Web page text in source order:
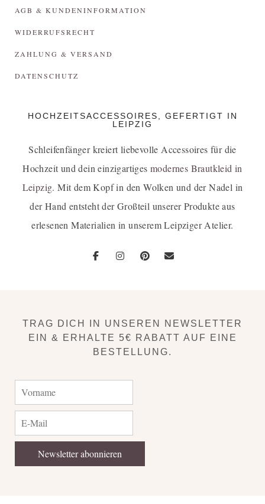
AGB & KUNDENINFORMATION
WIDERRUFSRECHT
ZAHLUNG & VERSAND
DATENSCHUTZ
HOCHZEITSACCESSOIRES, GEFERTIGT IN
LEIPZIG
Schleifenfänger kreiert liebevolle Accessoires für die
Hochzeit und dein einzigartiges modernes Brautkleid in
Leipzig. Mit dem Kopf in den Wolken und der Nadel in
der Hand entsteht der Großteil unserer Produkte aus
erlesenen Materialien in unserem Leipziger Atelier.
TRAG DICH IN UNSEREN NEWSLETTER
EIN & ERHALTE 5€ RABATT AUF EINE
BESTELLUNG.